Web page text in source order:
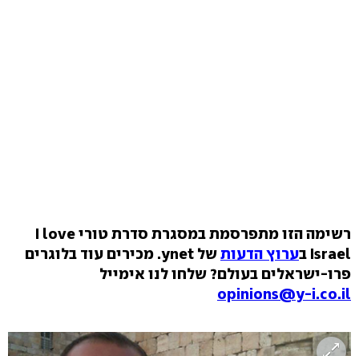
רשימה הזו מתפרסמת במסגרת סדרת טורי I love
Israel ב
ערוץ הדעות
של ynet. מכירים עוד בלוגרים
פרו-ישראלים בעולם? שלחו לנו אימייל
opinions@y-i.co.il